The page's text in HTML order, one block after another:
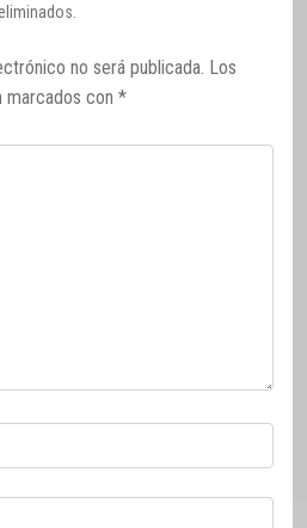
no será publicada. Los
marcados con *